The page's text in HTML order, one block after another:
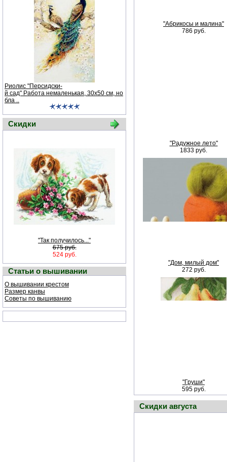
Риолис "Персидски-
й сад" Работа немаленькая, 30х50 см, но
бла ..
Скидки
"Так получилось..."
675 руб.
524 руб.
Статьи о вышивании
О вышивании крестом
Размер канвы
Советы по вышиванию
"Абрикосы и малина"
786 руб.
"Радужное лето"
1833 руб.
"Дом, милый дом"
272 руб.
"Груши"
595 руб.
Скидки августа